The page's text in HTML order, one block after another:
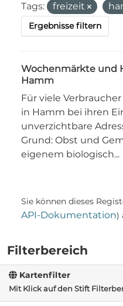
Filterbereich
Kartenfilter
Mit Klick auf den Stift
Tags: freizeit
Ergebnisse filtern
Wochenmärkte und
Hamm
Für viele
in Hamm bei ihren
unverzichtbare
Grund: Obst und
eigenem biologisch...
Sie können dieses
API-Dokumentation)